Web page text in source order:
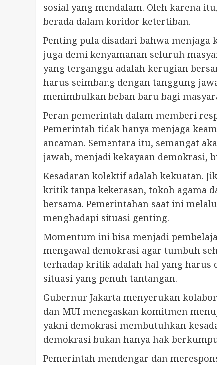
sosial yang mendalam. Oleh karena
berada dalam koridor ketertiban.
Penting pula disadari bahwa
juga demi kenyamanan seluruh
yang terganggu adalah kerugian
harus seimbang dengan tanggung
menimbulkan beban baru bagi
Peran pemerintah dalam memberi
Pemerintah tidak hanya menjaga
ancaman. Sementara itu, semangat
jawab, menjadi kekayaan demokrasi,
Kesadaran kolektif adalah kekuatan.
kritik tanpa kekerasan, tokoh agama
bersama. Pemerintahan saat ini
menghadapi situasi genting.
Momentum ini bisa menjadi
mengawal demokrasi agar tumbuh
terhadap kritik adalah hal yang harus
situasi yang penuh tantangan.
Gubernur Jakarta menyerukan
dan MUI menegaskan komitmen
yakni demokrasi membutuhkan
demokrasi bukan hanya hak
Pemerintah mendengar dan